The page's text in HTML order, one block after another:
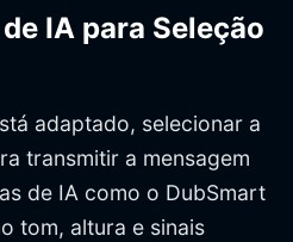
IA para Seleção
adaptado, selecionar a
transmitir a mensagem
de IA como o DubSmart
tom, altura e sinais